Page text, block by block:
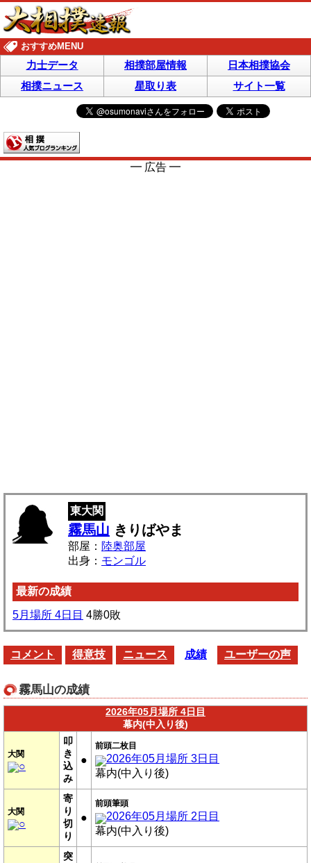
おすすめMENU
力士データ 相撲部屋情報
日本相撲協会
相撲ニュース
星取り表 サイト一覧
━ 広告 ━
東大関
霧馬山 きりばやま
部屋： 陸奥部屋
出身： モンゴル
最新の成績
5月場所 4日目 4勝0敗
コメント 得意技 ニュース 成績 ユーザーの声
霧馬山の成績
2026年05月場所 4日目
幕内(中入り後)
大関
○
叩
き
込
み
●
前頭二枚目
2026年05月場所 3日目
幕内(中入り後)
大関
○
寄
り
切
り
●
前頭筆頭
2026年05月場所 2日目
幕内(中入り後)
突